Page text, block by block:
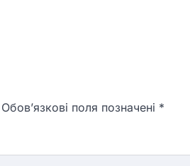
Обов’язкові поля позначені *